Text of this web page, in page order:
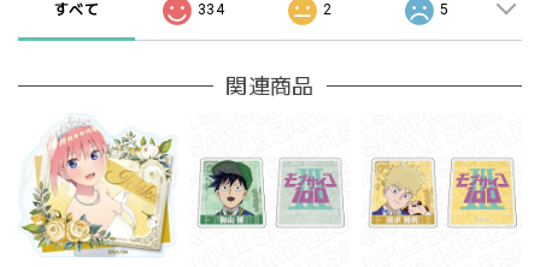
すべて 334 2 5
関連商品